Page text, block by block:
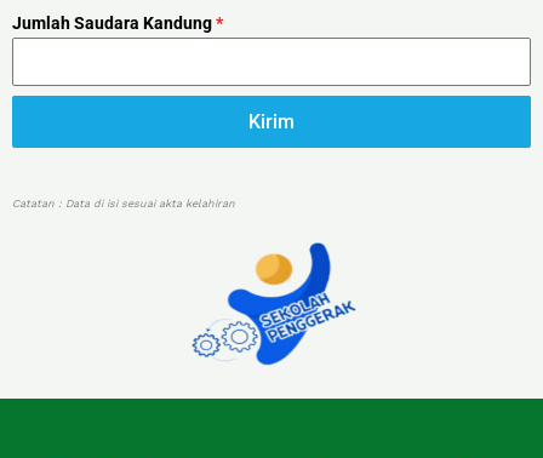
Jumlah Saudara Kandung*
Kirim
Catatan : Data di isi sesuai akta kelahiran